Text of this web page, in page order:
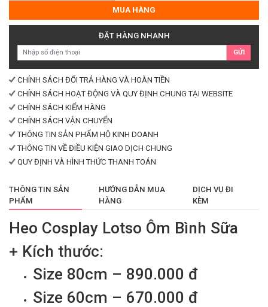
Ôm
Sữa
MUA HÀNG
ĐẶT HÀNG NHANH
GỬI
CHÍNH SÁCH ĐỔI TRẢ HÀNG VÀ HOÀN TIỀN
CHÍNH SÁCH HOẠT ĐỘNG VÀ QUY ĐỊNH CHUNG TẠI WEBSITE
CHÍNH SÁCH KIỂM HÀNG
CHÍNH SÁCH VẬN CHUYỂN
THÔNG TIN SẢN PHẨM HỘ KINH DOANH
THÔNG TIN VỀ ĐIỀU KIỆN GIAO DỊCH CHUNG
QUY ĐỊNH VÀ HÌNH THỨC THANH TOÁN
THÔNG TIN SẢN
PHẨM
HƯỚNG DẪN MUA
HÀNG
DỊCH VỤ ĐI
KÈM
Heo Cosplay Lotso Ôm Bình Sữa
+ Kích thước:
Size 80cm – 890.000 đ
Size 60cm – 670.000 đ